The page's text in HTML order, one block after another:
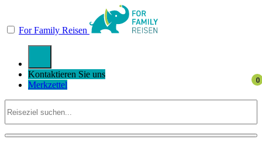
For Family Reisen
Kontaktieren Sie uns
Merkzettel